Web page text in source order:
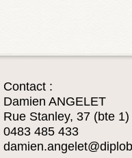
Contact :
Damien ANGELET
Rue Stanley, 37 (bte 1)
0483 485 433